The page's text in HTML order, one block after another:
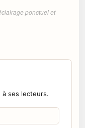
ponctuel et
à ses lecteurs.